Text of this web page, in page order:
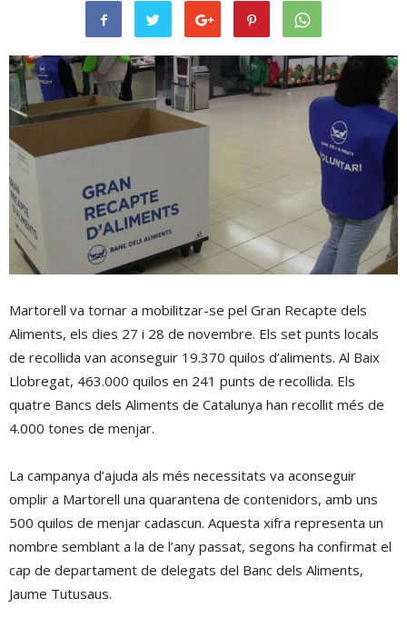
Martorell va tornar a mobilitzar-se pel Gran Recapte dels
Aliments, els dies 27 i 28 de novembre. Els set punts locals
de recollida van aconseguir 19.370 quilos d’aliments. Al Baix
Llobregat, 463.000 quilos en 241 punts de recollida. Els
quatre Bancs dels Aliments de Catalunya han recollit més de
4.000 tones de menjar.
La campanya d’ajuda als més necessitats va aconseguir
omplir a Martorell una quarantena de contenidors, amb uns
500 quilos de menjar cadascun. Aquesta xifra representa un
nombre semblant a la de l’any passat, segons ha confirmat el
cap de departament de delegats del Banc dels Aliments,
Jaume Tutusaus.